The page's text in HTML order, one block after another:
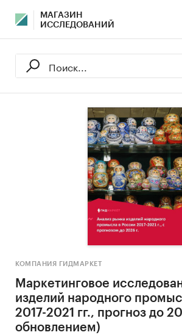
МАГАЗИН
ИССЛЕДОВАНИЙ
КОМПАНИЯ ГИДМАРКЕТ
Маркетинговое
изделий народного
2017-2021 гг., прогноз до
обновлением)